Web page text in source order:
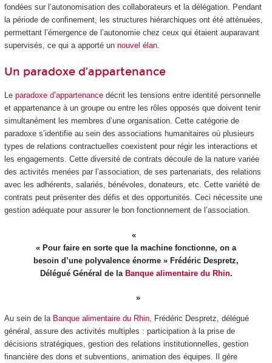
fondées sur l’autonomisation des collaborateurs et la délégation. Pendant
la période de confinement, les structures hiérarchiques ont été atténuées,
permettant l’émergence de l’autonomie chez ceux qui étaient auparavant
supervisés, ce qui a apporté un nouvel élan.
Un paradoxe d’appartenance
Le paradoxe d’appartenancedécrit les tensions entre identité personnelle
et appartenance à un groupe ou entre les rôles opposés que doivent tenir
simultanément les membres d’une organisation. Cette catégorie de
paradoxe s’identifie au sein des associations humanitaires où plusieurs
types de relations contractuelles coexistent pour régir les interactions et
les engagements. Cette diversité de contrats découle de la nature variée
des activités menées par l’association, de ses partenariats, des relations
avec les adhérents, salariés, bénévoles, donateurs, etc. Cette variété de
contrats peut présenter des défis et des opportunités. Ceci nécessite une
gestion adéquate pour assurer le bon fonctionnement de l’association.
« Pour faire en sorte que la machine fonctionne, on a
besoin d’une polyvalence énorme » Frédéric Despretz,
Délégué Général de la Banque alimentaire du Rhin.
Au sein de la Banque alimentaire du Rhin, Frédéric Despretz, délégué
général, assure des activités multiples : participation à la prise de
décisions stratégiques, gestion des relations institutionnelles, gestion
financière des dons et subventions, animation des équipes. Il gère